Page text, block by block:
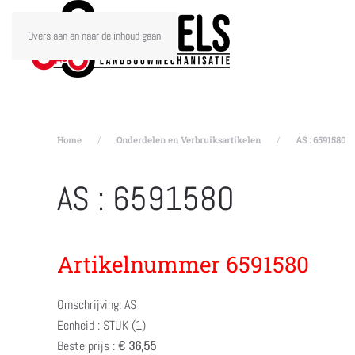
Overslaan en naar de inhoud gaan
Home Onderdelen en Verbruiksartikelen AS : 6591580
AS : 6591580
Artikelnummer 6591580
Omschrijving: AS
Eenheid : STUK (1)
Beste prijs :€ 36,55